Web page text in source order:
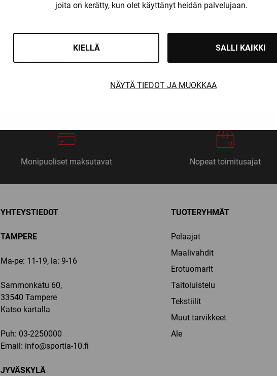
joita on kerätty, kun olet käyttänyt heidän palvelujaan.
KIELLÄ SALLI KAIKKI
NÄYTÄ TIEDOT JA MUOKKAA
FLEX
Price
Katso
Monipuoliset maksutavat Nopeat toimitusajat
YHTEYSTIEDOT
TAMPERE
Ma-pe: 11-19, la: 9-16
Sammonkatu 60,
33540 Tampere
Katso kartalla
Puh: 03-2250000
Email: info@sportia-10.fi
JYVÄSKYLÄ
TUOTERYHMÄT
Pelaajat
Maalivahdit
Erotuomarit
Taitoluistelu
Tekstiilit
Muut tarvikkeet
Ale